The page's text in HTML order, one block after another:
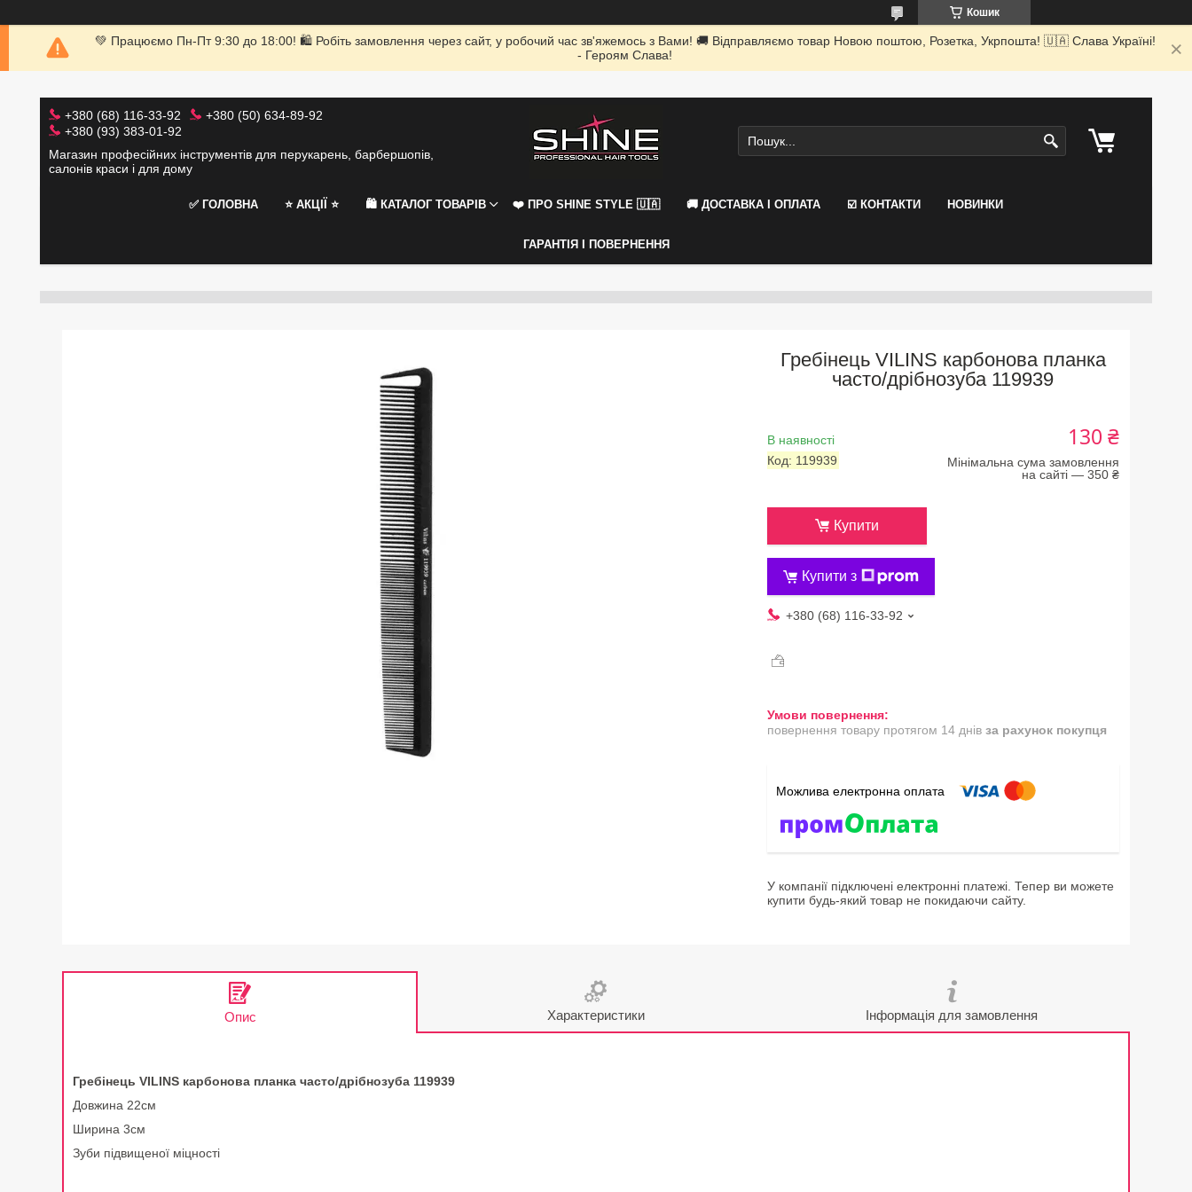
Кошик
💚 Працюємо Пн-Пт 9:30 до 18:00! 🛍 Робіть замовлення через сайт, у робочий час зв'яжемось з Вами! 🚚 Відправляємо товар Новою поштою, Розетка, Укрпошта! 🇺🇦 Слава Україні!
- Героям Слава!
+380 (68) 116-33-92
+380 (50) 634-89-92
+380 (93) 383-01-92
Магазин професійних інструментів для перукарень, барбершопів,
салонів краси і для дому
✅ ГОЛОВНА ⭐️ АКЦІЇ ⭐️ 🛍 КАТАЛОГ ТОВАРІВ ❤️ ПРО SHINE STYLE 🇺🇦 🚚 ДОСТАВКА І ОПЛАТА ☑️ КОНТАКТИ НОВИНКИ
ГАРАНТІЯ І ПОВЕРНЕННЯ
Гребінець VILINS карбонова планка
часто/дрібнозуба 119939
В наявності
Код: 119939
130 ₴
Мінімальна сума замовлення
на сайті — 350 ₴
Купити
Купити з
+380 (68) 116-33-92
повернення товару протягом 14 днів за рахунок покупця
У компанії підключені електронні платежі. Тепер ви можете
купити будь-який товар не покидаючи сайту.
Опис Характеристики Інформація для замовлення
Гребінець VILINS карбонова планка часто/дрібнозуба 119939
Довжина 22см
Ширина 3см
Зуби підвищеної міцності